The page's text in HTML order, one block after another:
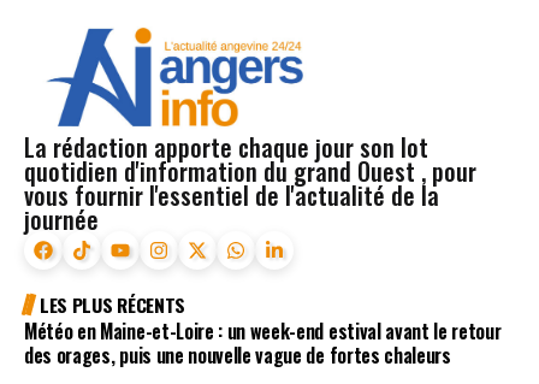
La rédaction apporte chaque jour son lot
quotidien d'information du grand Ouest , pour
vous fournir l'essentiel de l'actualité de la
journée
LES PLUS RÉCENTS
Météo en Maine-et-Loire : un week-end estival avant le retour
des orages, puis une nouvelle vague de fortes chaleurs